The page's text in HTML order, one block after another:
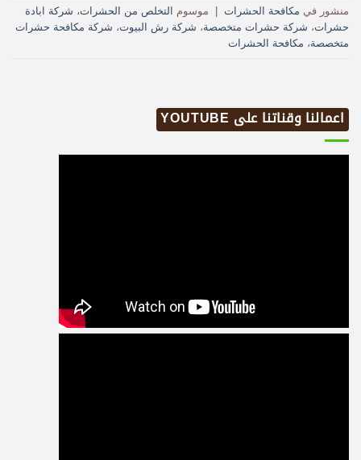
منشور في مكافحة الحشرات موسوم التخلص من الحشرات، شركة ابادة
حشرات، شركة حشرات متخصصة، شركة رش البيوت، شركة مكافحة حشرات
متخصصة، مكافحة الحشرات
اعمالنا وقناتنا على YOUTUBE